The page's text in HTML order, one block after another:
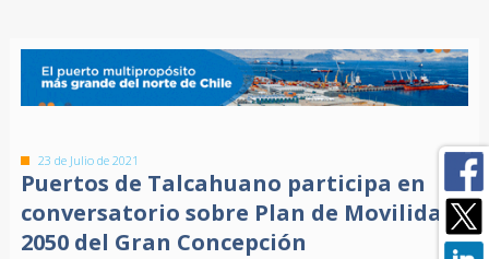
23 de Julio de 2021
Puertos de Talcahuano participa en
conversatorio sobre Plan de Movilidad
2050 del Gran Concepción